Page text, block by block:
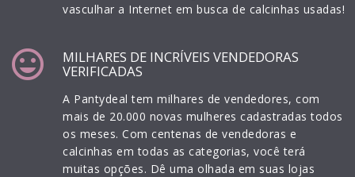
vasculhar a Internet em busca de calcinhas usadas!
mood MILHARES DE INCRÍVEIS VENDEDORAS
VERIFICADAS
A Pantydeal tem milhares de vendedores, com
mais de 20.000 novas mulheres cadastradas todos
os meses. Com centenas de vendedoras e
calcinhas em todas as categorias, você terá
muitas opções. Dê uma olhada em suas lojas